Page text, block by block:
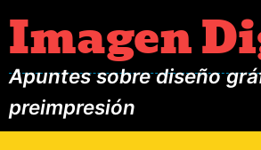
Imagen
Apuntes sobre diseño
preimpresión